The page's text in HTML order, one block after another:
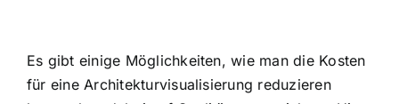
Es gibt einige Möglichkeiten, wie man die Kosten
für eine Architekturvisualisierung reduzieren